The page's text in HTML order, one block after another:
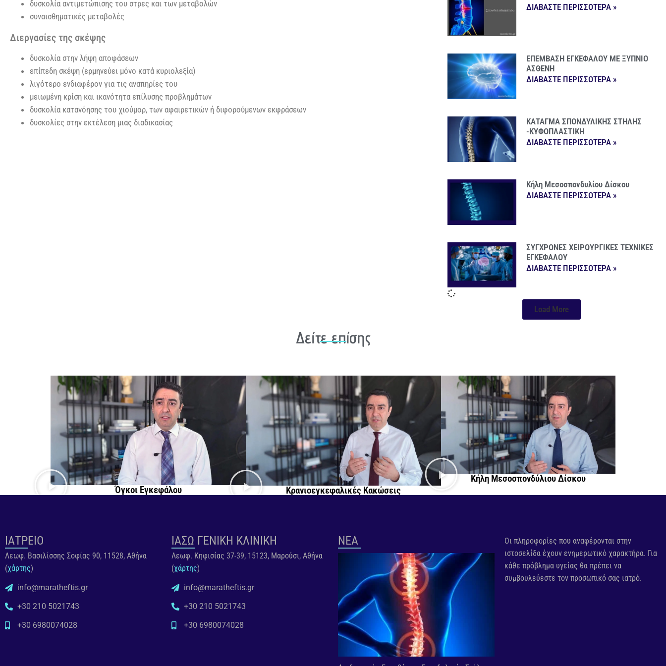
δυσκολία αντιμετώπισης του στρες και των μεταβολών
συναισθηματικές μεταβολές
Διεργασίες της σκέψης
δυσκολία στην λήψη αποφάσεων
επίπεδη σκέψη (ερμηνεύει μόνο κατά κυριολεξία)
λιγότερο ενδιαφέρον για τις αναπηρίες του
μειωμένη κρίση και ικανότητα επίλυσης προβλημάτων
δυσκολία κατανόησης του χιούμορ, των αφαιρετικών ή διφορούμενων εκφράσεων
δυσκολίες στην εκτέλεση μιας διαδικασίας
ΔΙΑΒΑΣΤΕ ΠΕΡΙΣΣΟΤΕΡΑ »
ΕΠΕΜΒΑΣΗ ΕΓΚΕΦΑΛΟΥ ΜΕ ΞΥΠΝΙΟ
ΑΣΘΕΝΗ
ΔΙΑΒΑΣΤΕ ΠΕΡΙΣΣΟΤΕΡΑ »
ΚΑΤΑΓΜΑ ΣΠΟΝΔΥΛΙΚΗΣ ΣΤΗΛΗΣ
-ΚΥΦΟΠΛΑΣΤΙΚΗ
ΔΙΑΒΑΣΤΕ ΠΕΡΙΣΣΟΤΕΡΑ »
Κήλη Μεσοσπονδυλίου Δίσκου
ΔΙΑΒΑΣΤΕ ΠΕΡΙΣΣΟΤΕΡΑ »
ΣΥΓΧΡΟΝΕΣ ΧΕΙΡΟΥΡΓΙΚΕΣ ΤΕΧΝΙΚΕΣ
ΕΓΚΕΦΑΛΟΥ
ΔΙΑΒΑΣΤΕ ΠΕΡΙΣΣΟΤΕΡΑ »
Load More
Δείτε επίσης
Όγκοι Εγκεφάλου Κρανιοεγκεφαλικές Κακώσεις
Κήλη Μεσοσπονδύλιου Δίσκου
ΙΑΤΡΕΙΟ
Λεωφ. Βασιλίσσης Σοφίας 90, 11528, Αθήνα
(χάρτης)
info@maratheftis.gr
+30 210 5021743
+30 6980074028
ΙΑΣΩ ΓΕΝΙΚΗ ΚΛΙΝΙΚΗ
Λεωφ. Κηφισίας 37-39, 15123, Μαρούσι, Αθήνα
(χάρτης)
info@maratheftis.gr
+30 210 5021743
+30 6980074028
ΝΕΑ
Οι πληροφορίες που αναφέρονται στην
ιστοσελίδα έχουν ενημερωτικό χαρακτήρα. Για
κάθε πρόβλημα υγείας θα πρέπει να
συμβουλεύεστε τον προσωπικό σας ιατρό.